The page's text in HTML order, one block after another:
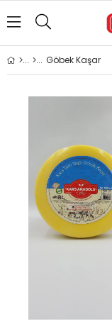
Göbek Kaşar